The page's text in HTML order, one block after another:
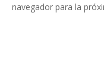
navegador para la